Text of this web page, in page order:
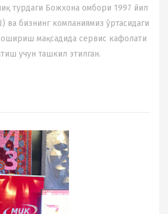
турдаги Божхона омбори 1997 йил
бизнинг компаниямиз ўртасидаги
мақсадида сервис кафолати
учун ташкил этилган.